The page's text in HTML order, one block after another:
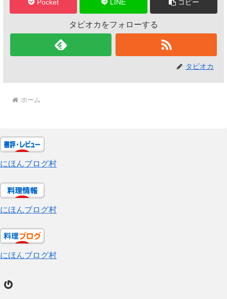
Pocket LINE コピー
タピオカをフォローする
タピオカ
ホーム
にほんブログ村
にほんブログ村
にほんブログ村